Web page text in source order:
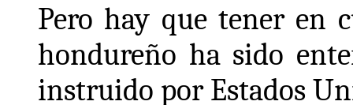
Pero hay que tener en
hondureño ha sido
instruido por Estados